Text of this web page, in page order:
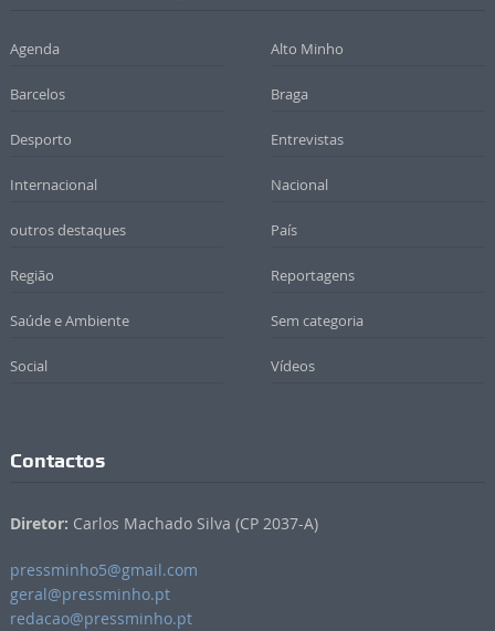
Agenda Alto Minho
Barcelos Braga
Desporto Entrevistas
Internacional Nacional
outros destaques País
Região Reportagens
Saúde e Ambiente Sem categoria
Social Vídeos
Contactos
Diretor: Carlos Machado Silva (CP 2037-A)
pressminho5@gmail.com
geral@pressminho.pt
redacao@pressminho.pt